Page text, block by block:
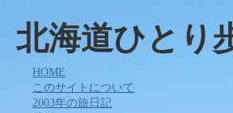
北海道ひとり
HOME
このサイトについて
2003年の旅日記